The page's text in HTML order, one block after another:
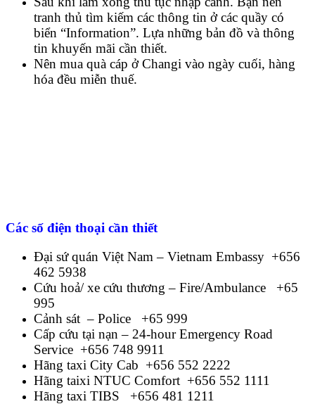
tranh thủ tìm kiếm các thông tin ở các quầy có
biển “Information”. Lựa những bản đồ và thông
tin khuyến mãi cần thiết.
Nên mua quà cáp ở Changi vào ngày cuối, hàng
hóa đều miễn thuế.
Các số điện thoại cần thiết
Đại sứ quán Việt Nam – Vietnam Embassy +656
462 5938
Cứu hoả/ xe cứu thương – Fire/Ambulance +65
995
Cảnh sát – Police +65 999
Cấp cứu tại nạn – 24-hour Emergency Road
Service +656 748 9911
Hãng taxi City Cab +656 552 2222
Hãng taixi NTUC Comfort +656 552 1111
Hãng taxi TIBS +656 481 1211